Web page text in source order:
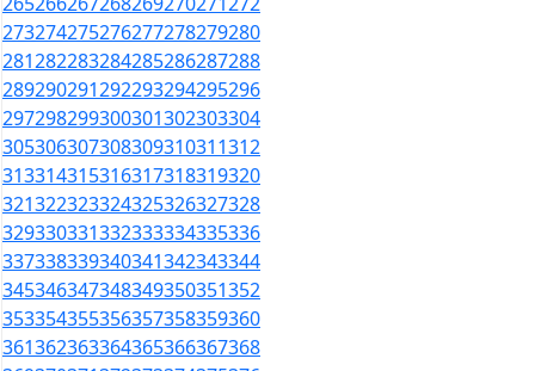
273274275276277278279280
281282283284285286287288
289290291292293294295296
297298299300301302303304
305306307308309310311312
313314315316317318319320
321322323324325326327328
329330331332333334335336
337338339340341342343344
345346347348349350351352
353354355356357358359360
361362363364365366367368